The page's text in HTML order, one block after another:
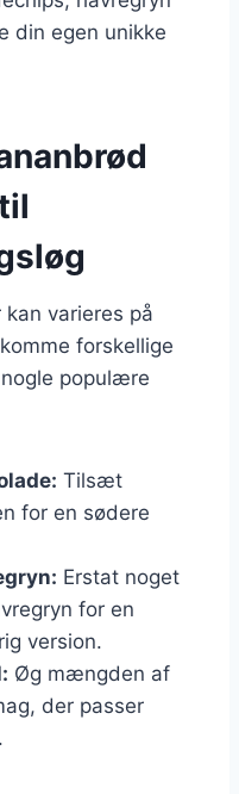
din egen unikke
varieres på
forskellige
populære
Tilsæt
for en sødere
Erstat noget
for en
version.
Øg mængden af
der passer